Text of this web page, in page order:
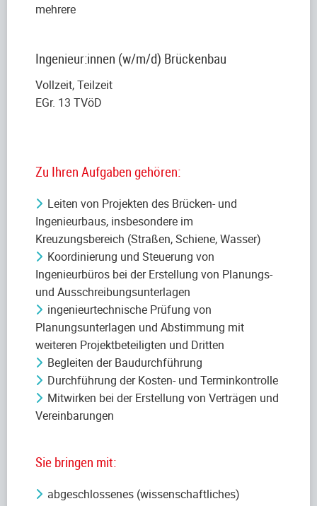
mehrere
Ingenieur:innen (w/m/d) Brückenbau
Vollzeit, Teilzeit
EGr. 13 TVöD
Zu Ihren Aufgaben gehören:
Leiten von Projekten des Brücken- und
Ingenieurbaus, insbesondere im
Kreuzungsbereich (Straßen, Schiene, Wasser)
Koordinierung und Steuerung von
Ingenieurbüros bei der Erstellung von Planungs-
und Ausschreibungsunterlagen
ingenieurtechnische Prüfung von
Planungsunterlagen und Abstimmung mit
weiteren Projektbeteiligten und Dritten
Begleiten der Baudurchführung
Durchführung der Kosten- und Terminkontrolle
Mitwirken bei der Erstellung von Verträgen und
Vereinbarungen
Sie bringen mit:
abgeschlossenes (wissenschaftliches)